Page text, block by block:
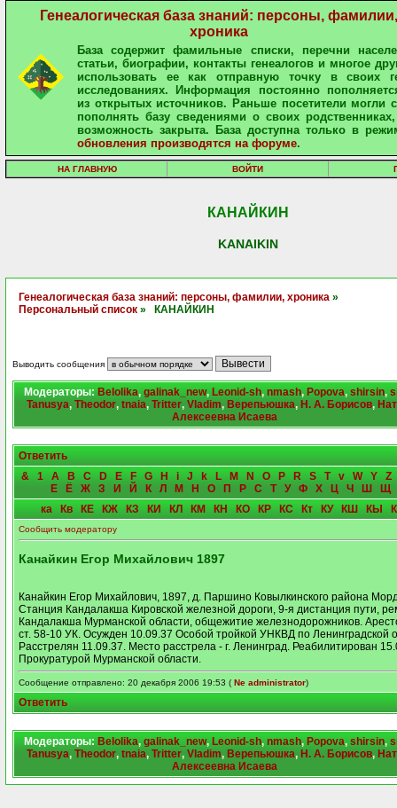
Генеалогическая база знаний: персоны, фамилии,
хроника
База содержит фамильные списки, перечни
статьи, биографии, контакты генеалогов и многое
использовать ее как отправную точку в своих
исследованиях. Информация постоянно
из открытых источников. Раньше посетители могли
пополнять базу сведениями о своих
возможность закрыта. База доступна только в
обновления производятся на форуме.
НА ГЛАВНУЮ ВОЙТИ
КАНАЙКИН
KANAIKIN
Генеалогическая база знаний: персоны, фамилии, хроника »
Персональный список » КАНАЙКИН
Выводить сообщения
Модераторы: Belolika, galinak_new, Leonid-sh, nmash, Popova, shirsin,
Tanusya, Theodor, tnaia, Tritter, Vladim, Верепьюшка, Н. А. Борисов,
Алексеевна Исаева
Ответить
&
1 A B C D E F G H i J k L M N O P R S T v W Y
Z
Е
Ё Ж З И Й К Л М Н О П Р С Т У Ф Х Ц Ч Ш
Щ
ка
Кв КЕ КЖ КЗ КИ КЛ КМ КН КО КР КС Кт КУ КШ КЫ
Сообщить модератору
Канайкин Егор Михайлович 1897
Канайкин Егор Михайлович, 1897, д. Паршино Ковылкинского района
Станция Кандалакша Кировской железной дороги, 9-я дистанция пути,
Кандалакша Мурманской области, общежитие железнодорожников.
ст. 58-10 УК. Осужден 10.09.37 Особой тройкой УНКВД по Ленинградской
Расстрелян 11.09.37. Место расстрела - г. Ленинград. Реабилитирован
Прокуратурой Мурманской области.
Сообщение отправлено: 20 декабря 2006 19:53 ( Ne administrator)
Ответить
Модераторы: Belolika, galinak_new, Leonid-sh, nmash, Popova, shirsin,
Tanusya, Theodor, tnaia, Tritter, Vladim, Верепьюшка, Н. А. Борисов,
Алексеевна Исаева